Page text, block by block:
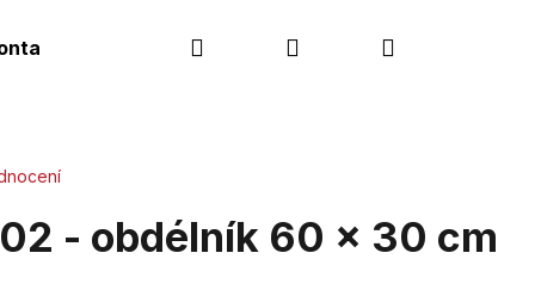
Hledat PřihlášeníNákupní
- obdélník 60 x 30 cm